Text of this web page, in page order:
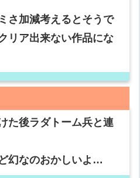
さ加減考えるとそうで
リア出来ない作品にな
た後ラダトーム兵と連
幻なのおかしいよ…